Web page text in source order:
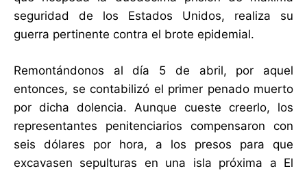
seguridad de los Estados Unidos, realiza su
guerra pertinente contra el brote epidemial.
Remontándonos al día 5 de abril, por aquel
entonces, se contabilizó el primer penado muerto
por dicha dolencia. Aunque cueste creerlo, los
representantes penitenciarios compensaron con
seis dólares por hora, a los presos para que
excavasen sepulturas en una isla próxima a El